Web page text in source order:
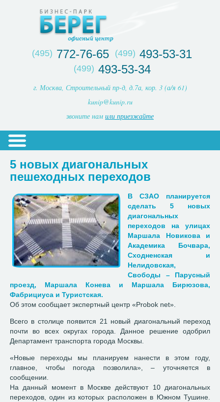
(495) 772-76-65 (499) 493-53-31
(499) 493-53-34
г. Москва, Строительный пр-д, д.7а, кор. 3 (а/я 61)
kunip@kunip.ru
звоните нам или приезжайте
5 новых диагональных
пешеходных переходов
В СЗАО планируется
сделать 5 новых
диагональных
переходов на улицах
Маршала Новикова и
Академика Бочвара,
Сходненская и
Нелидовская,
Свободы – Парусный
проезд, Маршала Конева и Маршала Бирюзова,
Фабрициуса и Туристская.
Об этом сообщает экспертный центр «Probok net».
Всего в столице появится 21 новый диагональный переход
почти во всех округах города. Данное решение одобрил
Департамент транспорта города Москвы.
«Новые переходы мы планируем нанести в этом году,
главное, чтобы погода позволила», – уточняется в
сообщении.
На данный момент в Москве действуют 10 диагональных
переходов, один из которых расположен в Южном Тушине.